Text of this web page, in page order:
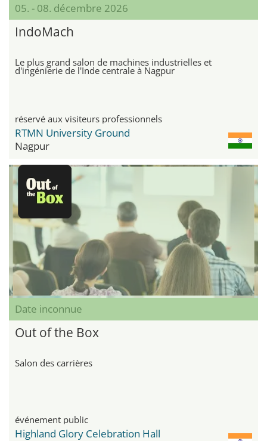
05. - 08. décembre 2026
IndoMach
Le plus grand salon de machines industrielles et
d'ingénierie de l'Inde centrale à Nagpur
réservé aux visiteurs professionnels
RTMN University Ground
Nagpur
Date inconnue
Out of the Box
Salon des carrières
événement public
Highland Glory Celebration Hall